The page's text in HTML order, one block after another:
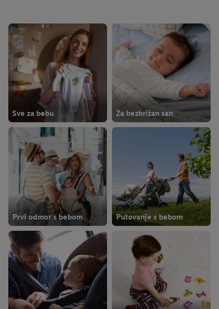
Sve za bebu Za bezbrižan san
Prvi odmor s bebom Putovanje s bebom